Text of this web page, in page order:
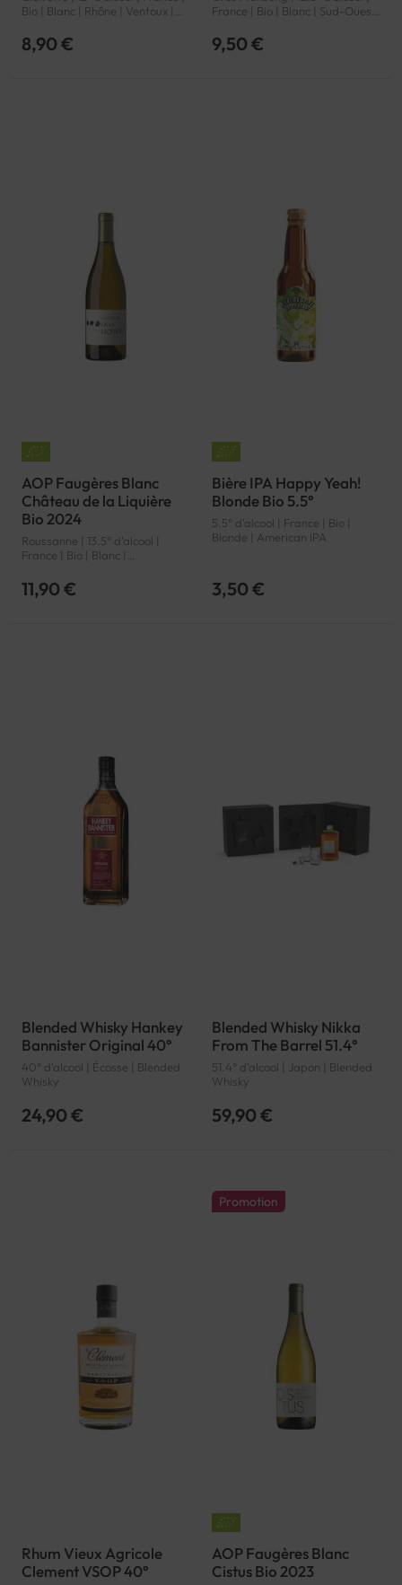
Bio | Blanc | Rhône | Ventoux |
8,90 €
France | Bio | Blanc | Sud-Ouest
9,50 €
AOP Faugères Blanc
Château de la Liquière
Bio 2024
Roussanne | 13.5° d'alcool |
France | Bio | Blanc |
Faugères | AOP
11,90 €
Bière IPA Happy Yeah!
Blonde Bio 5.5°
5.5° d'alcool | France | Bio |
Blonde | American IPA
3,50 €
Blended Whisky Hankey
Bannister Original 40°
40° d'alcool | Écosse | Blended
Whisky
24,90 €
Blended Whisky Nikka
From The Barrel 51.4°
51.4° d'alcool | Japon | Blended
Whisky
59,90 €
Rhum Vieux Agricole
Clement VSOP 40°
Promotion
AOP Faugères Blanc
Cistus Bio 2023